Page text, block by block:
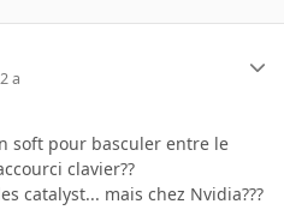
a
soft pour basculer entre le
clavier??
catalyst... mais chez Nvidia???